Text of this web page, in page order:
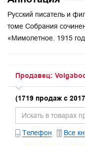
Русский писатель и
томе Собрания
«Мимолетное. 1915
Продавец:
(1719 продаж с 2017
Телефон Все